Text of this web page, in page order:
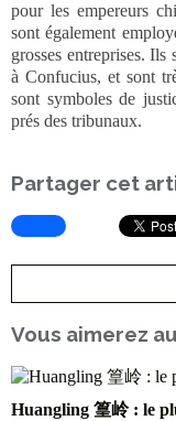
pour les empereurs
sont également
grosses entreprises.
à Confucius, et sont
sont symboles de
prés des tribunaux.
Partager cet
Vous aimerez
Huangling 篁岭 : le